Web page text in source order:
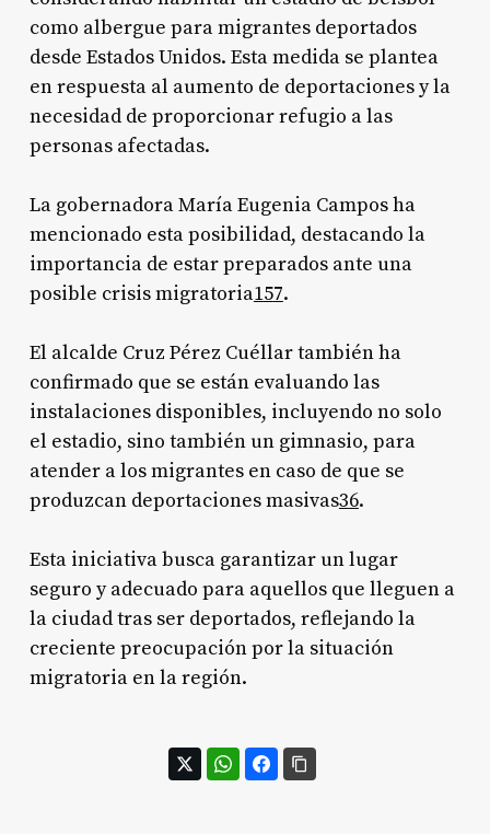
como albergue para migrantes deportados
desde Estados Unidos. Esta medida se plantea
en respuesta al aumento de deportaciones y la
necesidad de proporcionar refugio a las
personas afectadas.
La gobernadora María Eugenia Campos ha
mencionado esta posibilidad, destacando la
importancia de estar preparados ante una
posible crisis migratoria157.
El alcalde Cruz Pérez Cuéllar también ha
confirmado que se están evaluando las
instalaciones disponibles, incluyendo no solo
el estadio, sino también un gimnasio, para
atender a los migrantes en caso de que se
produzcan deportaciones masivas36.
Esta iniciativa busca garantizar un lugar
seguro y adecuado para aquellos que lleguen a
la ciudad tras ser deportados, reflejando la
creciente preocupación por la situación
migratoria en la región.